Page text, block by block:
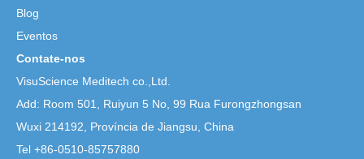
Blog
Eventos
Contate-nos
VisuScience Meditech co.,Ltd.
Add: Room 501, Ruiyun 5 No, 99 Rua Furongzhongsan
Wuxi 214192, Província de Jiangsu, China
Tel +86-0510-85757880